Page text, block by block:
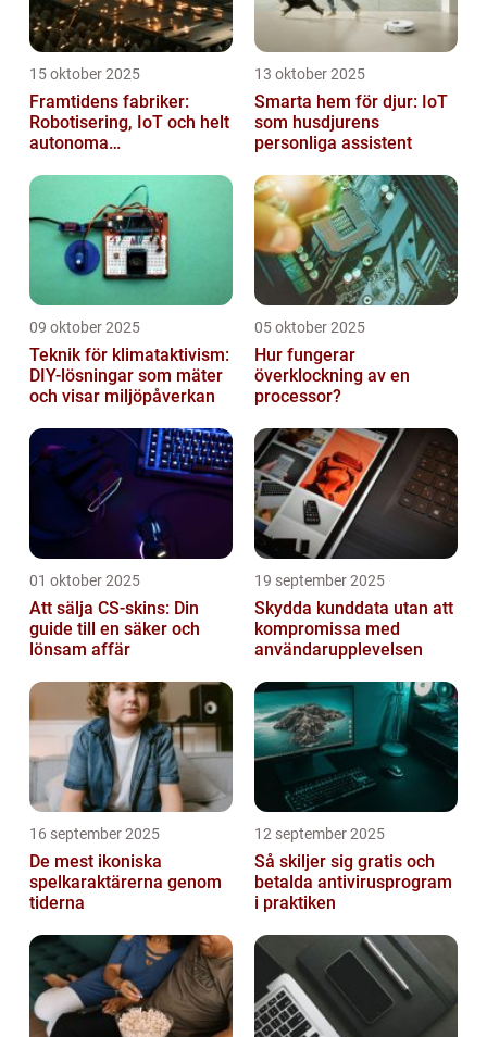
15 oktober 2025
Framtidens fabriker:
Robotisering, IoT och helt
autonoma
13 oktober 2025
Smarta hem för djur: IoT
som husdjurens
personliga assistent
09 oktober 2025
Teknik för klimataktivism:
DIY-lösningar som mäter
och visar miljöpåverkan
05 oktober 2025
Hur fungerar
överklockning av en
processor?
01 oktober 2025
Att sälja CS-skins: Din
guide till en säker och
lönsam affär
19 september 2025
Skydda kunddata utan att
kompromissa med
användarupplevelsen
16 september 2025
De mest ikoniska
spelkaraktärerna genom
tiderna
12 september 2025
Så skiljer sig gratis och
betalda antivirusprogram
i praktiken